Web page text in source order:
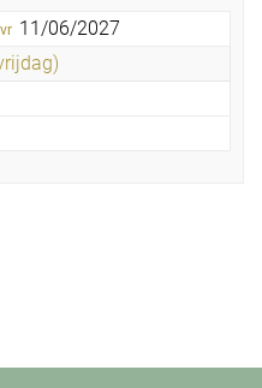
vr 11/06/2027